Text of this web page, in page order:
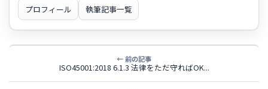
プロフィール 執筆記事一覧
← 前の記事
ISO45001:2018 6.1.3 法律をただ守ればOK...